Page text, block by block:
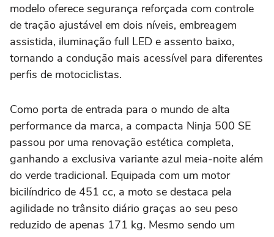
modelo oferece segurança reforçada com controle
de tração ajustável em dois níveis, embreagem
assistida, iluminação full LED e assento baixo,
tornando a condução mais acessível para diferentes
perfis de motociclistas.
Como porta de entrada para o mundo de alta
performance da marca, a compacta Ninja 500 SE
passou por uma renovação estética completa,
ganhando a exclusiva variante azul meia-noite além
do verde tradicional. Equipada com um motor
bicilíndrico de 451 cc, a moto se destaca pela
agilidade no trânsito diário graças ao seu peso
reduzido de apenas 171 kg. Mesmo sendo um